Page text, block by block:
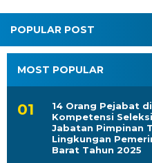
POPULAR POST
MOST POPULAR
14 Orang Pejabat
Kompetensi
Jabatan Pimpinan
Lingkungan
Barat Tahun 2025